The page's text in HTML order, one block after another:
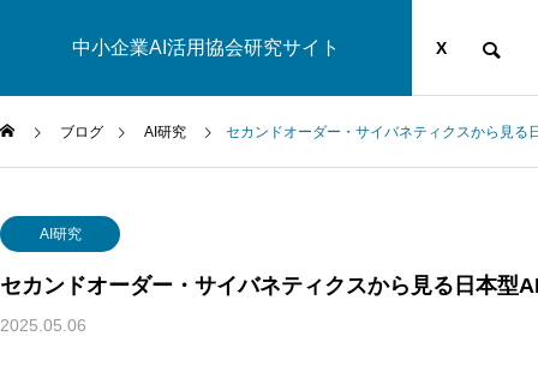
中小企業AI活用協会研究サイト
運営団体 YOUTUBE X
ブログ AI研究 セカンドオーダー・サイバネティクスから見る
AI研究
セカンドオーダー・サイバネティクスから見る日本型
2025.05.06